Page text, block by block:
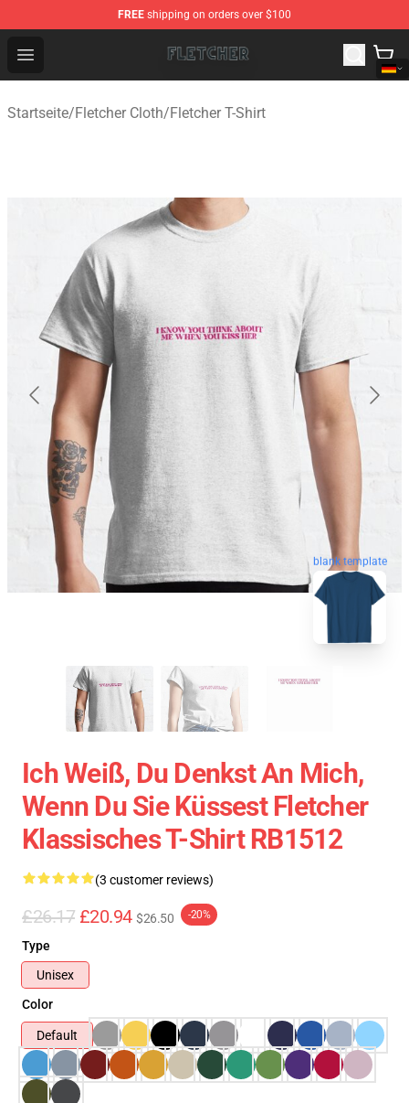
FREE shipping on orders over $100
Open menu
Fletcher Store - Official Fletcher Merchandise Shop
Startseite/Fletcher Cloth/Fletcher T-Shirt
blank template
Ich Weiß, Du Denkst An Mich,
Wenn Du Sie Küssest Fletcher
Klassisches T-Shirt RB1512
(3 customer reviews)
£26.17 £20.94 $26.50 -20%
Type
Unisex
Color
Default